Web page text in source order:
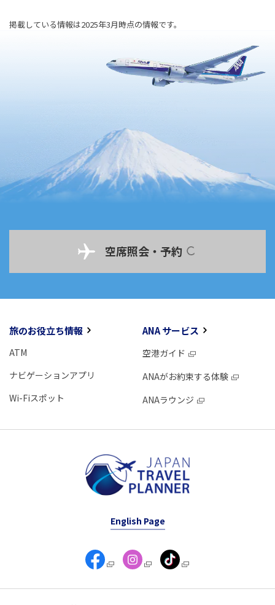
掲載している情報は2025年3月時点の情報です。
空席照会・予約
旅のお役立ち情報
ATM
ナビゲーションアプリ
Wi-Fiスポット
ANA サービス
空港ガイド
ANAがお約束する体験
ANAラウンジ
English Page